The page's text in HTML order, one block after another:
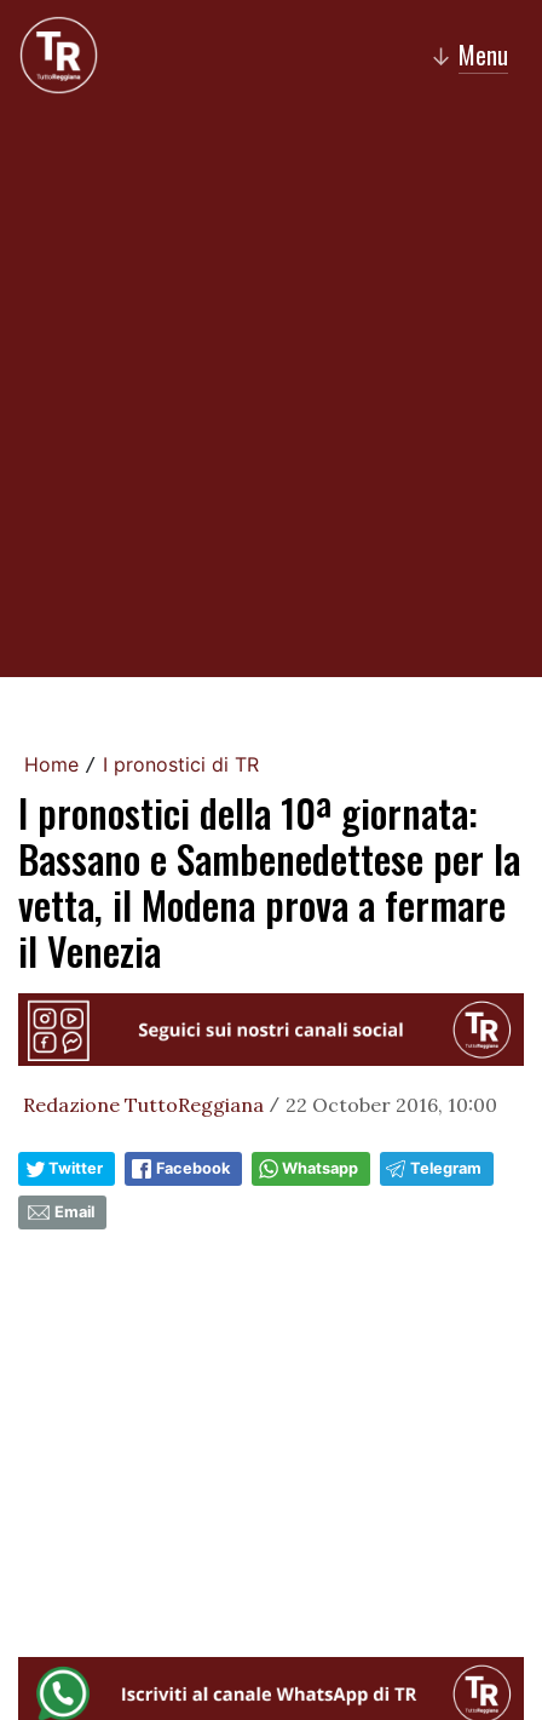
↓ Menu
Home / I pronostici di TR
I pronostici della 10ª giornata:
Bassano e Sambenedettese per la
vetta, il Modena prova a fermare
il Venezia
Redazione TuttoReggiana / 22 October 2016, 10:00
Twitter Facebook Whatsapp Telegram
Email